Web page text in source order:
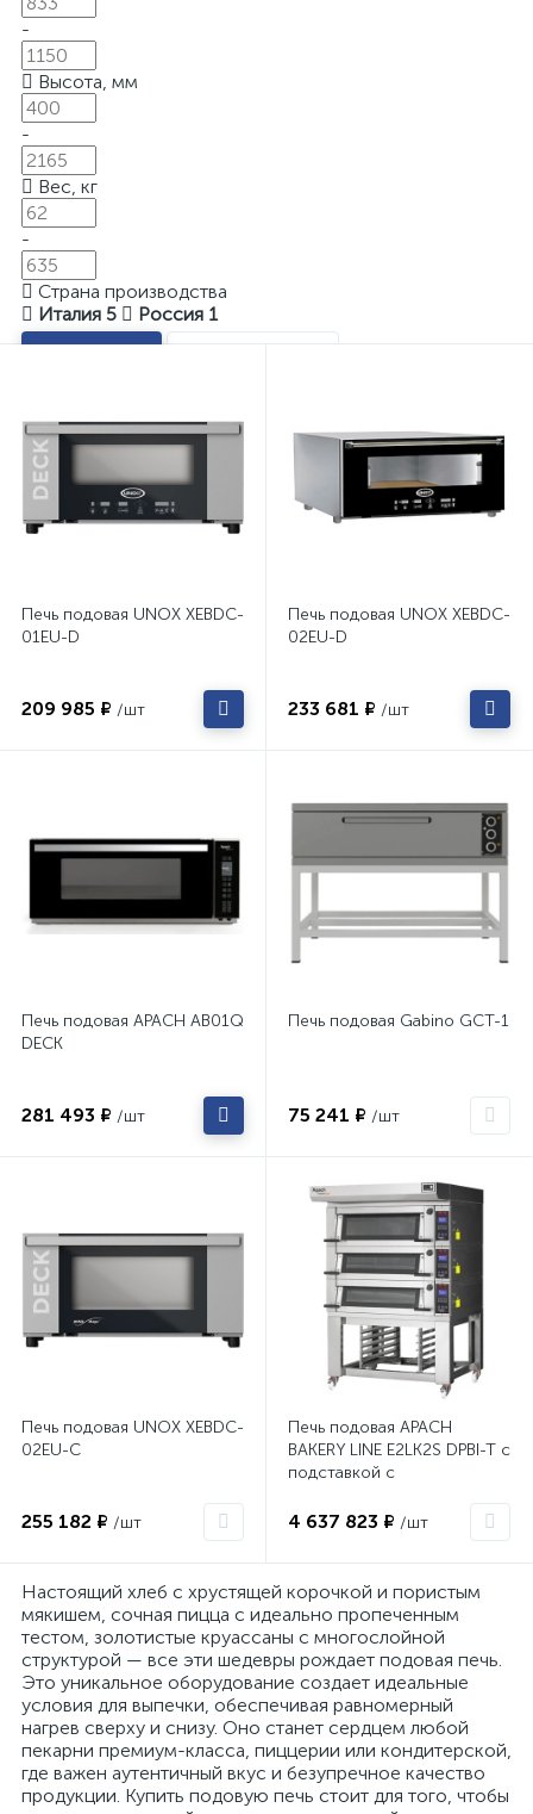
-
Высота, мм
-
Вес, кг
-
Страна производства
Италия 5 Россия 1
Печь подовая UNOX XEBDC-
01EU-D
209 985 ₽ /шт
Печь подовая UNOX XEBDC-
02EU-D
233 681 ₽ /шт
Печь подовая APACH AB01Q
DECK
281 493 ₽ /шт
Печь подовая Gabino GCT-1
75 241 ₽ /шт
Печь подовая UNOX XEBDC-
02EU-C
255 182 ₽ /шт
Печь подовая APACH
BAKERY LINE E2LK2S DPBI-T с
подставкой с
4 637 823 ₽ /шт
Настоящий хлеб с хрустящей корочкой и пористым
мякишем, сочная пицца с идеально пропеченным
тестом, золотистые круассаны с многослойной
структурой — все эти шедевры рождает подовая печь.
Это уникальное оборудование создает идеальные
условия для выпечки, обеспечивая равномерный
нагрев сверху и снизу. Оно станет сердцем любой
пекарни премиум-класса, пиццерии или кондитерской,
где важен аутентичный вкус и безупречное качество
продукции. Купить подовую печь стоит для того, чтобы